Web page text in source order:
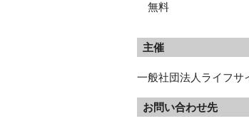
無料
主催
一般社団法人ライフサ
お問い合わせ先